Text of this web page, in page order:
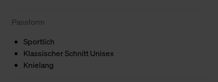
Passform
Sportlich
Klassischer Schnitt Unisex
Knielang